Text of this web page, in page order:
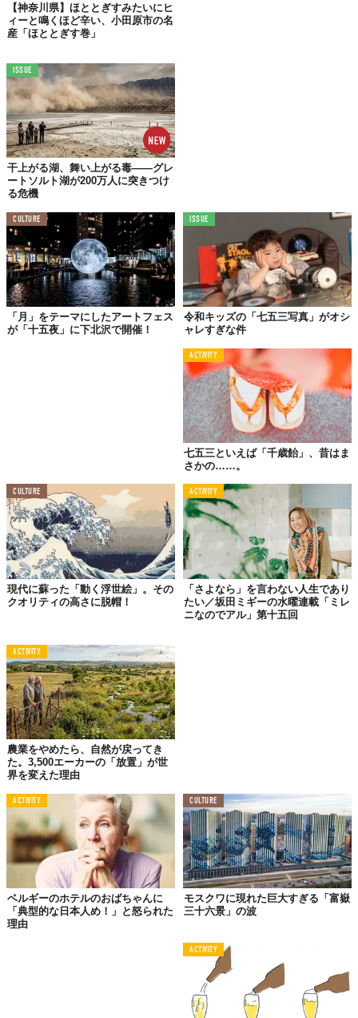
現在の北品川駅の近くに、本陣跡がある。本陣というのは、大名
や旗本が休憩したり泊まったりした宿のこと。各宿場に本陣はい
くつかあり、多くの場合、その町の名家や商家が本陣として使わ
れた。せっかく東海道を歩くのであれば、説明の書かれた石碑を
見逃さないように歩きたい。
品川宿から9kmほど歩き、江戸から2番目の宿、川崎宿を通過。川
崎は、京へ向かう人にとっては昼の休憩地点、江戸へ向かう人に
とっては最後の宿泊地だった。
初日のゴール地点は、横浜と決めていた。その横浜までラスト
5kmの地点で、ビール醸造家の友人、袴田大輔くん（現在は岩手
県遠野市でブルワリーを造るプロジェクトに参画）が現れた。
「一緒に横浜まで歩いて、おすすめのクラフトビール店に連れて
いきたい」 と、応援に駆けつけてくれたのだ。
話しながら歩くと気持ちも和らいだ。
は無謀だっただろうか。疲労や痛みだけではなく、孤独とも戦わ
なくてはいけない。
何はともあれ、日本橋から29kmを歩き、横浜に到着。旅の初日を
乗り切った。足の指には早くも水ぶくれができていた。肩と腰も
痛くて仕方ないが、もう後には引き返せない。
横浜で袴田くんに連れていってもらったのは、クラフトビールフ
ァンに愛されるディープなお店「THRASH ZONE」。小さなお店
だが、ここでしか飲めないビールが多数あるという。
【神奈川県】ほととぎすみたいにヒ
ィーと鳴くほど辛い、小田原市の名
産「ほととぎす巻」
ISSUE
干上がる湖、舞い上がる毒——グレ
ートソルト湖が200万人に突きつけ
る危機
CULTURE
「月」をテーマにしたアートフェス
が「十五夜」に下北沢で開催！
ISSUE
令和キッズの「七五三写真」がオシ
ャレすぎな件
ACTIVITY
七五三といえば「千歳飴」、昔はま
さかの……。
CULTURE
現代に蘇った「動く浮世絵」。その
クオリティの高さに脱帽！
ACTIVITY
「さよなら」を言わない人生であり
たい／坂田ミギーの水曜連載「ミレ
ニなのでアル」第十五回
ACTIVITY
農業をやめたら、自然が戻ってき
た。3,500エーカーの「放置」が世
界を変えた理由
ACTIVITY
ベルギーのホテルのおばちゃんに
「典型的な日本人め！」と怒られた
理由
CULTURE
モスクワに現れた巨大すぎる「富嶽
三十六景」の波
ACTIVITY